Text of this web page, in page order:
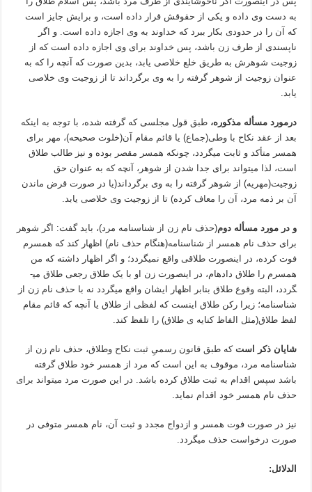
به دست وی داده و یکی از حقوقش قرار داده است، و برایش جایز است
که آن را در حدودی بکار ببرد که خداوند به وی اجازه داده است. و اگر
ناپسندی از طرف زن باشد، پس خداوند برای وی اجازه داده است که از
زوجیت شوهرش به طریق خلع خلاصی یابد، بدین صورت که آنچه را که به
عنوان زوجیت از شوهر گرفته را به وی برگرداند تا از زوجیت وی خلاصی
یابد.
درمورد مسأله مذکوره، طبق قول مجلسی که گرفته شده، با توجه به اینکه
بعد از عقد نکاح با وطی(جماع) یا قائم مقام آن(خلوت صحیحه)، مهر برای
همسر متأکد و ثابت می­گردد، چون­که همسر مقصر بوده و نیز طالب طلاق
است، لذا می­تواند برای جدا شدن از شوهر، آنچه که به عنوان حق
زوجیت(مهریه) از شوهر گرفته را به وی برگرداند(یا در صورت قرض ماندن
آن بر ذمه مرد، آن را معاف کرده) تا از زوجیت وی خلاصی یابد.
و در مورد مسأله دوم(حذف نام زن از شناسنامه مرد)، باید گفت: اگر شوهر
برای حذف نام همسر از شناسنامه(هنگام حذف نام) اظهار کند که همسرم
فوت کرده، در اینصورت طلاقی واقع نمی­گردد؛ و اگر اظهار داشته که من
همسرم را طلاق داده­ام، در اینصورت زن او با یک طلاق رجعی طلاق می­
گردد، البته وقوع طلاق بنابر اظهار ایشان واقع می­گردد نه با حذف نام زن از
شناسنامه؛ زیرا رکن طلاق اینست که لفظی از طلاق یا آنچه که قائم مقام
لفظ طلاق(مثل الفاظ کنایه ی طلاق) را تلفظ کند.
شایان ذکر است که طبق قانون رسمیِ ثبت نکاح وطلاق، حذف نام زن از
شناسنامه مرد، موقوف به این است که مرد از همسر خود طلاق گرفته
باشد سپس اقدام به ثبت طلاق کرده باشد. در این صورت مرد می­تواند برای
حذف نام همسر خود اقدام نماید.
نیز در صورت فوت همسر و ازدواج مجدد و ثبت آن، نام همسر متوفی در
صورت درخواست حذف می­گردد.
الدلائل: